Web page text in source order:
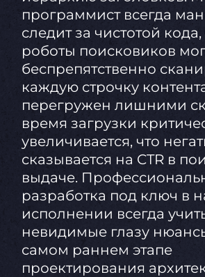
программист всегда
следит за чистотой
роботы поисковиков
беспрепятственно
каждую строчку
перегружен лишними
время загрузки
увеличивается, что
сказывается на CTR в
выдаче.
разработка под ключ в
исполнении всегда
невидимые глазу
самом раннем этапе
проектирования